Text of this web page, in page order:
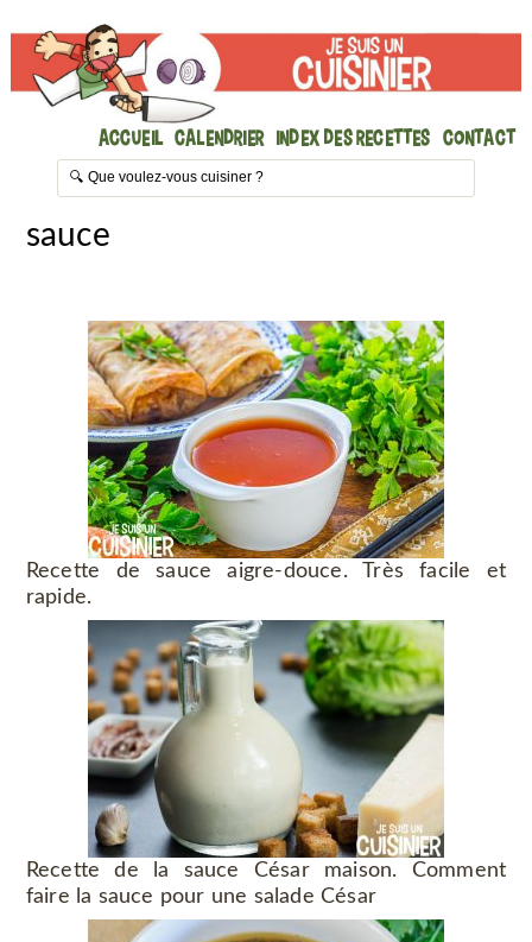
Accueil Calendrier Index des recettes Contact
sauce
Recette de sauce aigre-douce. Très facile et
rapide.
Recette de la sauce César maison. Comment
faire la sauce pour une salade César